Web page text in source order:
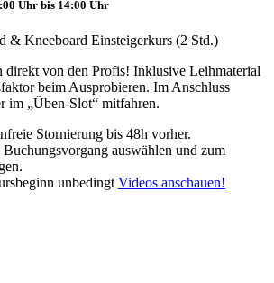
Uhr bis 14:00 Uhr
& Kneeboard Einsteigerkurs (2 Std.)
direkt von den Profis! Inklusive Leihmaterial
beim Ausprobieren. Im Anschluss
im „Üben-Slot“ mitfahren.
Stornierung bis 48h vorher.
auswählen und zum
unbedingt Videos anschauen!